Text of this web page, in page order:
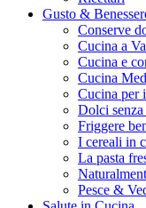
Gusto &
Conserve
Cucina a
Cucina e
Cucina
Cucina per
Dolci
Friggere
I cereali in
La pasta
Pesce &